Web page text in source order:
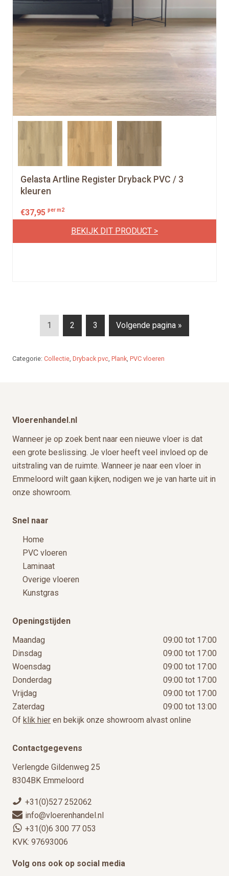
Gelasta Artline Register Dryback PVC / 3
kleuren
€37,95 per m2
BEKIJK DIT PRODUCT >
P
a
1
P
a
e
2
P
a
3 Volgende pagina »
Categorie: Collectie Dryback pvc Plank PVC vloeren
Vloerenhandel.nl
Wanneer je op zoek bent naar een nieuwe vloer is dat
een grote beslissing. Je vloer heeft veel invloed op de
uitstraling van de ruimte. Wanneer je naar een vloer in
Emmeloord wilt gaan kijken, nodigen we je van harte uit in
onze showroom.
Snel naar
Home
PVC vloeren
Laminaat
Overige vloeren
Kunstgras
Openingstijden
Maandag
09:00 tot 17:00
Dinsdag
09:00 tot 17:00
Woensdag
09:00 tot 17:00
Donderdag
09:00 tot 17:00
Vrijdag
09:00 tot 17:00
Zaterdag
09:00 tot 13:00
Of klik hier en bekijk onze showroom alvast online
Contactgegevens
Verlengde Gildenweg 25
8304BK Emmeloord
+31(0)527 252062
info@vloerenhandel.nl
+31(0)6 300 77 053
KVK: 97693006
Volg ons ook op social media